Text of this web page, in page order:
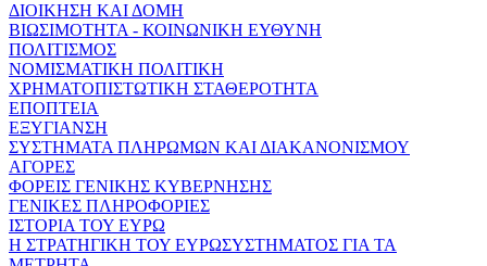
ΔΙΟΙΚΗΣΗ ΚΑΙ ΔΟΜΗ
ΒΙΩΣΙΜΟΤΗΤΑ - ΚΟΙΝΩΝΙΚΗ ΕΥΘΥΝΗ
ΠΟΛΙΤΙΣΜΟΣ
ΝΟΜΙΣΜΑΤΙΚΗ ΠΟΛΙΤΙΚΗ
ΧΡΗΜΑΤΟΠΙΣΤΩΤΙΚΗ ΣΤΑΘΕΡΟΤΗΤΑ
ΕΠΟΠΤΕΙΑ
ΕΞΥΓΙΑΝΣΗ
ΣΥΣΤΗΜΑΤΑ ΠΛΗΡΩΜΩΝ ΚΑΙ ΔΙΑΚΑΝΟΝΙΣΜΟΥ
ΑΓΟΡΕΣ
ΦΟΡΕΙΣ ΓΕΝΙΚΗΣ ΚΥΒΕΡΝΗΣΗΣ
ΓΕΝΙΚΕΣ ΠΛΗΡΟΦΟΡΙΕΣ
ΙΣΤΟΡΙΑ ΤΟΥ ΕΥΡΩ
Η ΣΤΡΑΤΗΓΙΚΗ ΤΟΥ ΕΥΡΩΣΥΣΤΗΜΑΤΟΣ ΓΙΑ ΤΑ